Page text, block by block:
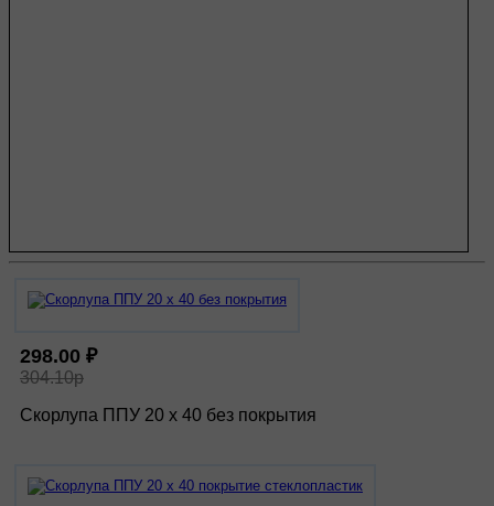
298.00 ₽
304.10р
Скорлупа ППУ 20 х 40 без покрытия